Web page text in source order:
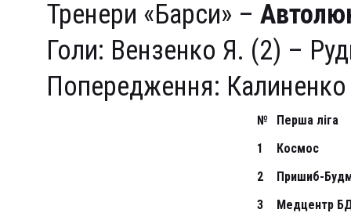
Тренери «Барси» –
Голи: Вензенко Я. (2) –
Попередження:
№
Перша ліга
1
Космос
2
Пришиб-
3
Медцентр